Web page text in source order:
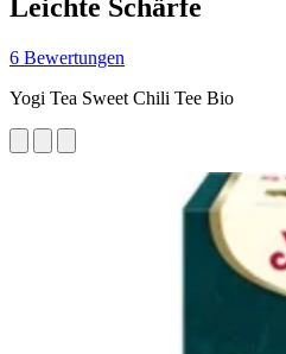
Leichte Schärfe
6 Bewertungen
Yogi Tea Sweet Chili Tee Bio